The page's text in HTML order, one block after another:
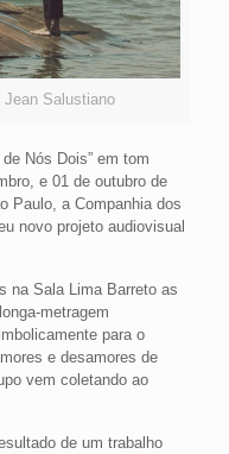
Salustiano
Nós Dois” em tom
e 01 de outubro de
Paulo, a Companhia dos
novo projeto audiovisual
na Sala Lima Barreto as
metragem
para o
e desamores de
vem coletando ao
de um trabalho